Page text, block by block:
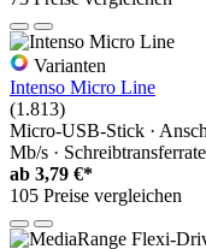
Varianten
Intenso Micro Line
(1.813)
Micro-USB-Stick ·
Mb/s ·
ab 3,79 €*
105 Preise vergleichen